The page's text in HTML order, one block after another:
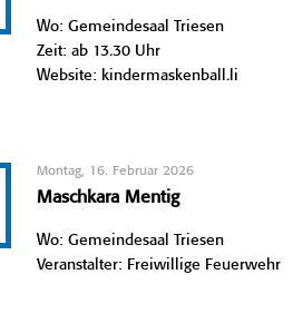
Wo: Gemeindesaal Triesen
Zeit: ab 13.30 Uhr
Website: kindermaskenball.li
Montag, 16. Februar 2026
Maschkara Mentig
Wo: Gemeindesaal Triesen
Veranstalter: Freiwillige Feuerwehr